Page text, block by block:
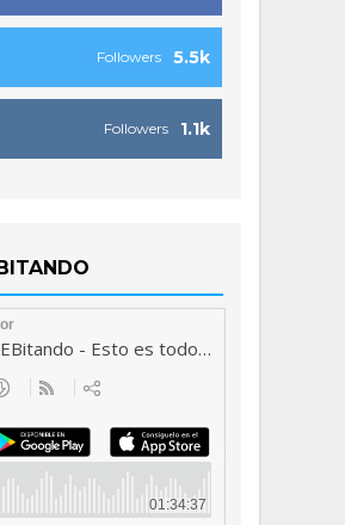
5.5k
Followers
1.1k
Followers